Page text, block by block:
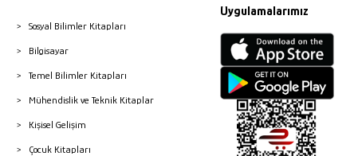
Sosyal Bilimler Kitapları
Bilgisayar
Temel Bilimler Kitapları
Mühendislik ve Teknik Kitaplar
Kişisel Gelişim
Çocuk Kitapları
Uygulamalarımız